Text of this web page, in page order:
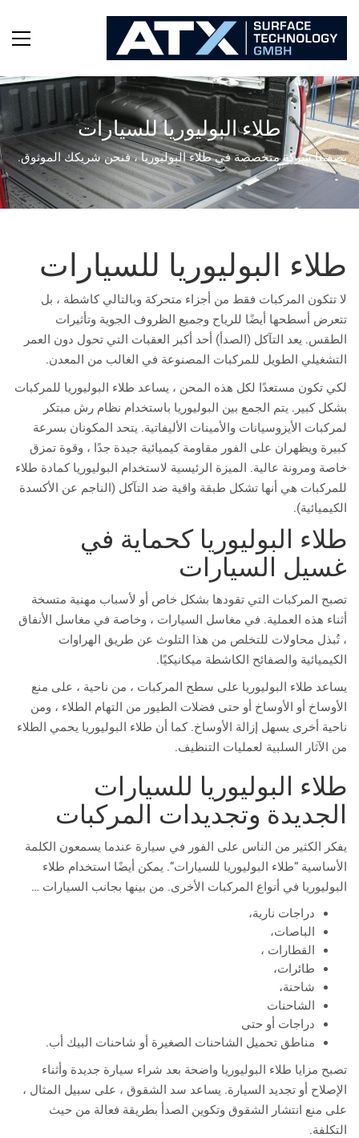
طلاء البوليوريا للسيارات
بصفتنا شركة متخصصة في طلاء البوليوريا ، فنحن شريكك الموثوق.
طلاء البوليوريا للسيارات
لا تتكون المركبات فقط من أجزاء متحركة وبالتالي كاشطة ، بل
تتعرض أسطحها أيضًا للرياح وجميع الظروف الجوية وتأثيرات
الطقس. يعد التآكل (الصدأ) أحد أكبر العقبات التي تحول دون العمر
التشغيلي الطويل للمركبات المصنوعة في الغالب من المعدن.
لكي تكون مستعدًا لكل هذه المحن ، يساعد طلاء البوليوريا للمركبات
بشكل كبير. يتم الجمع بين البوليوريا باستخدام نظام رش مبتكر
لمركبات الأيزوسيانات والأمينات الأليفاتية. يتحد المكونان بسرعة
كبيرة ويظهران على الفور مقاومة كيميائية جيدة جدًا ، وقوة تمزق
خاصة ومرونة عالية. الميزة الرئيسية لاستخدام البوليوريا كمادة طلاء
للمركبات هي أنها تشكل طبقة واقية ضد التآكل (الناجم عن الأكسدة
الكيميائية).
طلاء البوليوريا كحماية في
غسيل السيارات
تصبح المركبات التي تقودها بشكل خاص أو لأسباب مهنية متسخة
أثناء هذه العملية. في مغاسل السيارات ، وخاصة في مغاسل الأنفاق
، تُبذل محاولات للتخلص من هذا التلوث عن طريق الهراوات
الكيميائية والصفائح الكاشطة ميكانيكيًا.
يساعد طلاء البوليوريا على سطح المركبات ، من ناحية ، على منع
الأوساخ أو الأوساخ أو حتى فضلات الطيور من التهام الطلاء ، ومن
ناحية أخرى يسهل إزالة الأوساخ. كما أن طلاء البوليوريا يحمي الطلاء
من الآثار السلبية لعمليات التنظيف.
طلاء البوليوريا للسيارات
الجديدة وتجديدات المركبات
يفكر الكثير من الناس على الفور في سيارة عندما يسمعون الكلمة
الأساسية “طلاء البوليوريا للسيارات”. يمكن أيضًا استخدام طلاء
البوليوريا في أنواع المركبات الأخرى. من بينها بجانب السيارات …
دراجات نارية،
الباصات،
القطارات ،
طائرات،
شاحنة،
الشاحنات
دراجات أو حتى
مناطق تحميل الشاحنات الصغيرة أو شاحنات البيك أب.
تصبح مزايا طلاء البوليوريا واضحة بعد شراء سيارة جديدة وأثناء
الإصلاح أو تجديد السيارة. يساعد سد الشقوق ، على سبيل المثال ،
على منع انتشار الشقوق وتكوين الصدأ بطريقة فعالة من حيث
التكلفة.